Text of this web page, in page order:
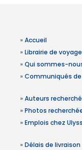
» Accueil
» Librairie de
» Qui sommes-
» Communiqués
» Auteurs
» Photos
» Emplois chez
» Délais de livraison